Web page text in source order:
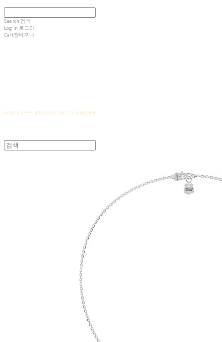
Search 검색
Log In 로그인
Cart장바구니
FOREVER BEGINS WITH AMBER